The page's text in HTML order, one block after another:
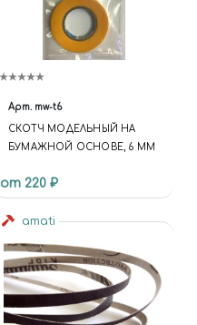
Арт. mw-t6
СКОТЧ МОДЕЛЬНЫЙ НА
БУМАЖНОЙ ОСНОВЕ, 6 ММ
от 220 ₽
amati